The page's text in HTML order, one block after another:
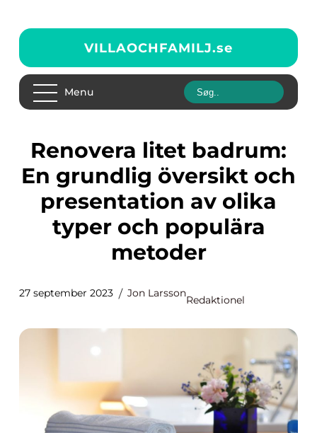
VILLAOCHFAMILJ.se
Menu
Renovera litet badrum:
En grundlig översikt och
presentation av olika
typer och populära
metoder
27 september 2023 Jon Larsson
Redaktionel